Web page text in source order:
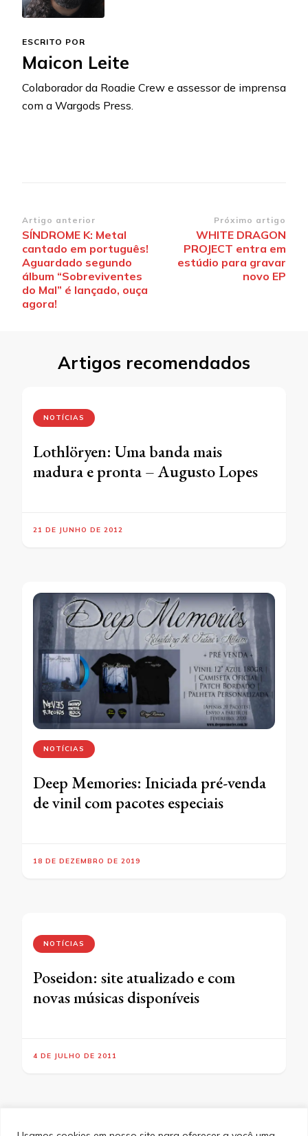
ESCRITO POR
Maicon Leite
Colaborador da Roadie Crew e assessor de imprensa
com a Wargods Press.
Navegação
de
post
Artigo anterior
SÍNDROME K: Metal
cantado em português!
Aguardado segundo
álbum “Sobreviventes
do Mal” é lançado, ouça
agora!
Próximo artigo
WHITE DRAGON
PROJECT entra em
estúdio para gravar
novo EP
Artigos recomendados
NOTÍCIAS
Lothlöryen: Uma banda mais
madura e pronta – Augusto Lopes
21 DE JUNHO DE 2012
NOTÍCIAS
Deep Memories: Iniciada pré-venda
de vinil com pacotes especiais
18 DE DEZEMBRO DE 2019
NOTÍCIAS
Poseidon: site atualizado e com
novas músicas disponíveis
4 DE JULHO DE 2011